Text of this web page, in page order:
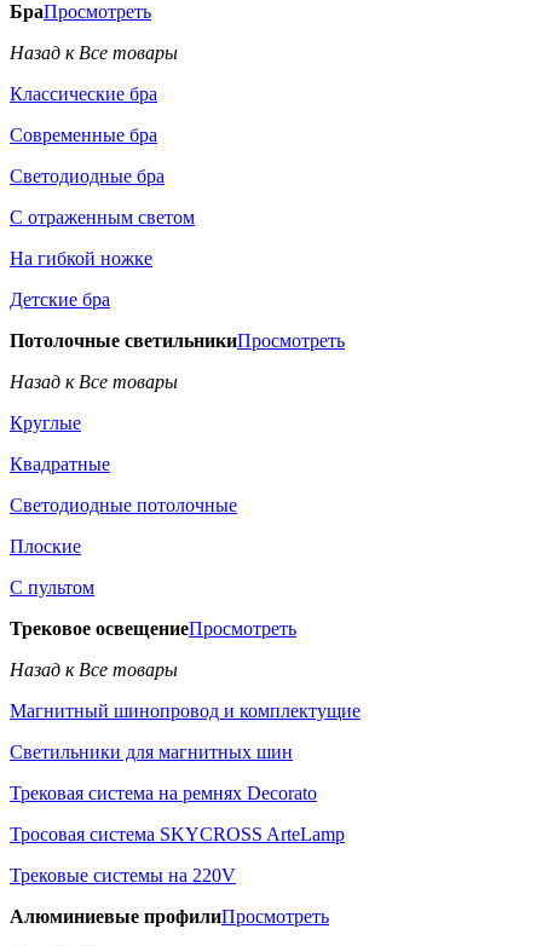
БраПросмотреть
Назад к Все товары
Классические бра
Современные бра
Светодиодные бра
С отраженным светом
На гибкой ножке
Детские бра
Потолочные светильникиПросмотреть
Назад к Все товары
Круглые
Квадратные
Светодиодные потолочные
Плоские
С пультом
Трековое освещениеПросмотреть
Назад к Все товары
Магнитный шинопровод и комплектущие
Светильники для магнитных шин
Трековая система на ремнях Decorato
Тросовая система SKYCROSS ArteLamp
Трековые системы на 220V
Алюминиевые профилиПросмотреть